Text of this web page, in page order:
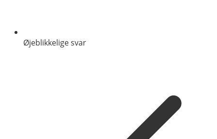
Øjeblikkelige svar